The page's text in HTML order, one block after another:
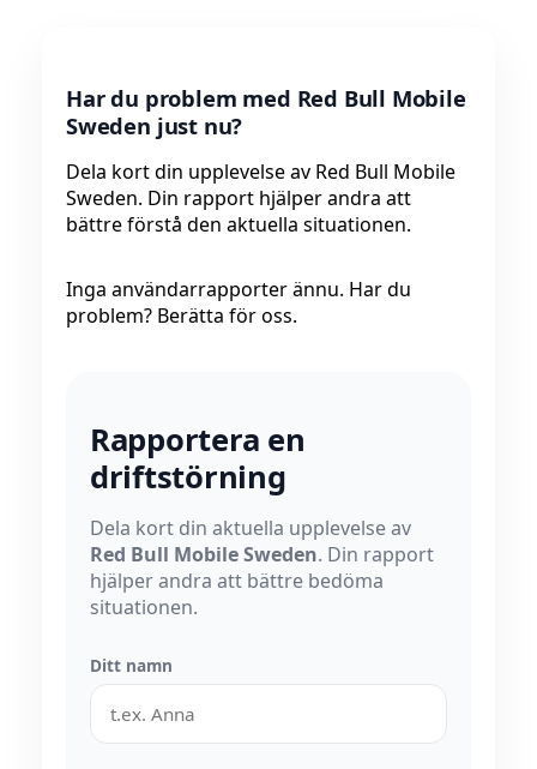
Har du problem med Red Bull Mobile
Sweden just nu?
Dela kort din upplevelse av Red Bull Mobile
Sweden. Din rapport hjälper andra att
bättre förstå den aktuella situationen.
Inga användarrapporter ännu. Har du
problem? Berätta för oss.
Rapportera en
driftstörning
Dela kort din aktuella upplevelse av
Red Bull Mobile Sweden. Din rapport
hjälper andra att bättre bedöma
situationen.
Ditt namn